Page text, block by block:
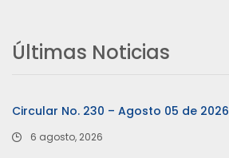
Últimas Noticias
Circular No. 230 – Agosto 05 de 2026
6 agosto, 2026